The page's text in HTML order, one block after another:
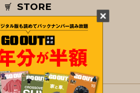
STORE
MAGAZINE